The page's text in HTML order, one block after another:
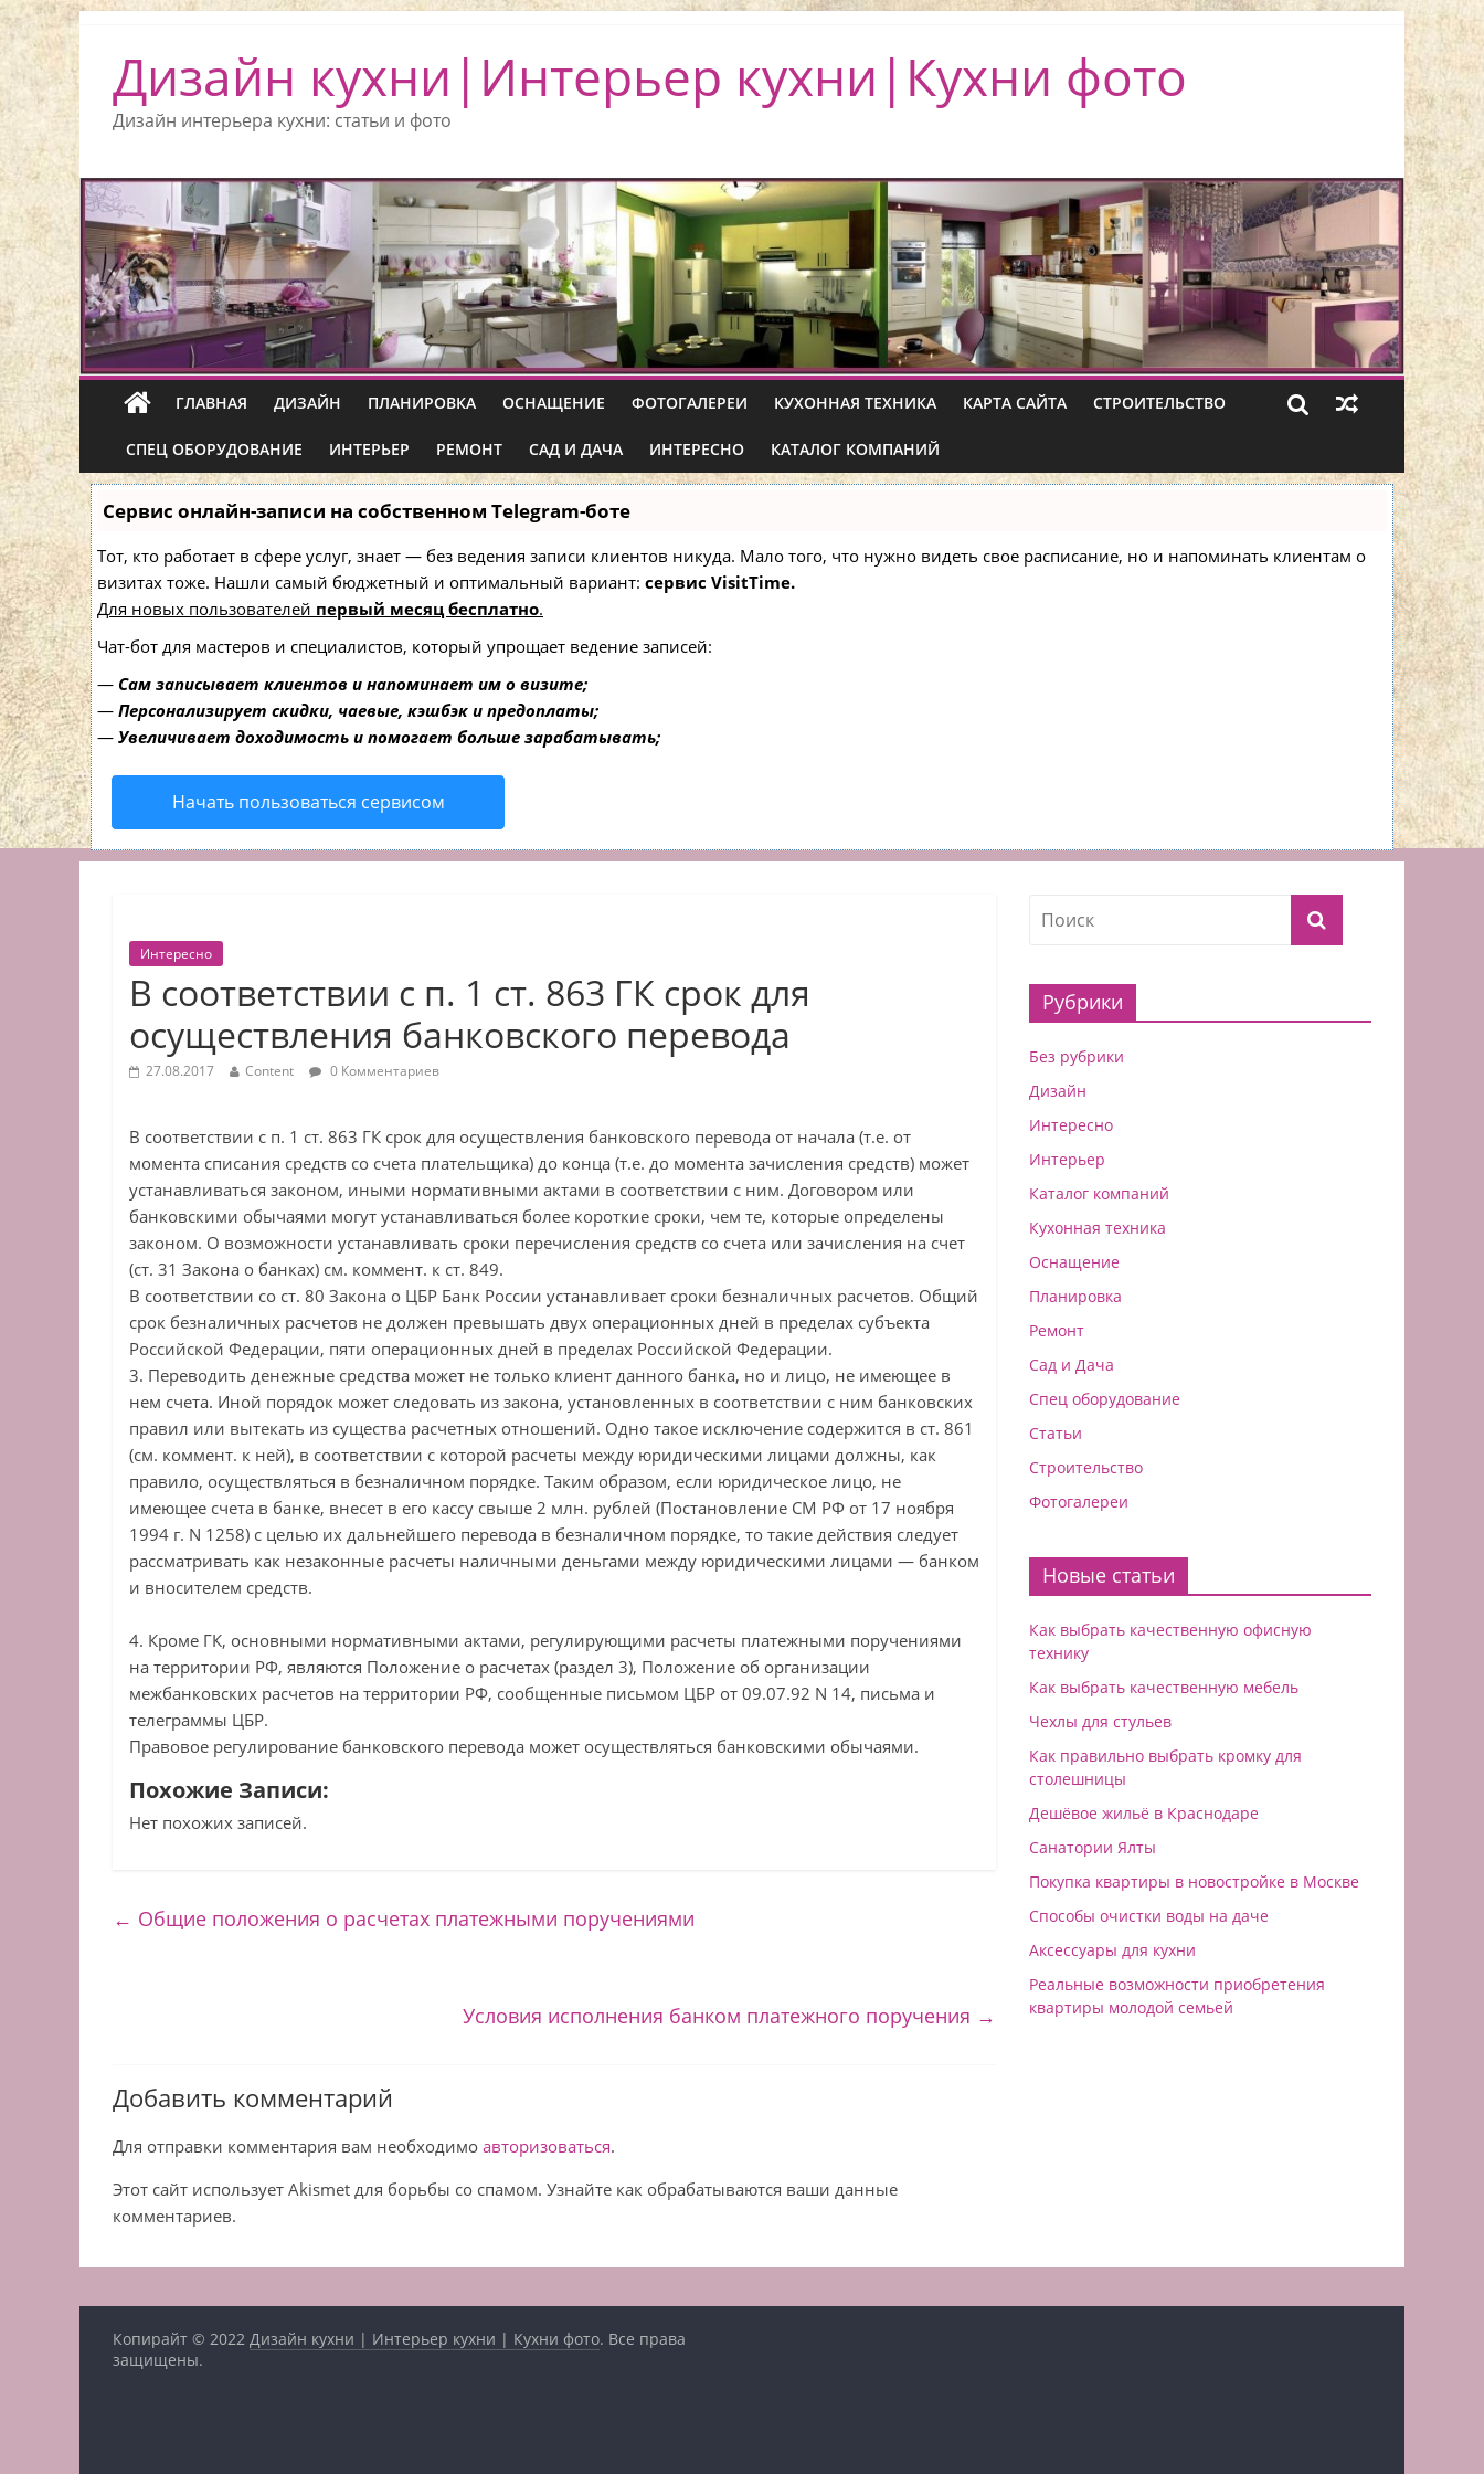
Дизайн кухни|Интерьер кухни|Кухни фото
Дизайн интерьера кухни: статьи и фото
ГЛАВНАЯ ДИЗАЙН ПЛАНИРОВКА ОСНАЩЕНИЕ ФОТОГАЛЕРЕИ КУХОННАЯ ТЕХНИКА КАРТА САЙТА СТРОИТЕЛЬСТВО
СПЕЦ ОБОРУДОВАНИЕ ИНТЕРЬЕР РЕМОНТ САД И ДАЧА ИНТЕРЕСНО КАТАЛОГ КОМПАНИЙ
Сервис онлайн-записи на собственном Telegram-боте
Тот, кто работает в сфере услуг, знает — без ведения записи клиентов никуда. Мало того, что нужно видеть свое расписание, но и напоминать клиентам о
визитах тоже. Нашли самый бюджетный и оптимальный вариант: сервис VisitTime.
Для новых пользователей первый месяц бесплатно.
Чат-бот для мастеров и специалистов, который упрощает ведение записей:
— Сам записывает клиентов и напоминает им о визите;
— Персонализирует скидки, чаевые, кэшбэк и предоплаты;
— Увеличивает доходимость и помогает больше зарабатывать;
Начать пользоваться сервисом
Интересно
В соответствии с п. 1 ст. 863 ГК срок для
осуществления банковского перевода
27.08.2017 Content 0 Комментариев
В соответствии с п. 1 ст. 863 ГК срок для осуществления банковского перевода от начала (т.е. от
момента списания средств со счета плательщика) до конца (т.е. до момента зачисления средств) может
устанавливаться законом, иными нормативными актами в соответствии с ним. Договором или
банковскими обычаями могут устанавливаться более короткие сроки, чем те, которые определены
законом. О возможности устанавливать сроки перечисления средств со счета или зачисления на счет
(ст. 31 Закона о банках) см. коммент. к ст. 849.
В соответствии со ст. 80 Закона о ЦБР Банк России устанавливает сроки безналичных расчетов. Общий
срок безналичных расчетов не должен превышать двух операционных дней в пределах субъекта
Российской Федерации, пяти операционных дней в пределах Российской Федерации.
3. Переводить денежные средства может не только клиент данного банка, но и лицо, не имеющее в
нем счета. Иной порядок может следовать из закона, установленных в соответствии с ним банковских
правил или вытекать из существа расчетных отношений. Одно такое исключение содержится в ст. 861
(см. коммент. к ней), в соответствии с которой расчеты между юридическими лицами должны, как
правило, осуществляться в безналичном порядке. Таким образом, если юридическое лицо, не
имеющее счета в банке, внесет в его кассу свыше 2 млн. рублей (Постановление СМ РФ от 17 ноября
1994 г. N 1258) с целью их дальнейшего перевода в безналичном порядке, то такие действия следует
рассматривать как незаконные расчеты наличными деньгами между юридическими лицами — банком
и вносителем средств.
4. Кроме ГК, основными нормативными актами, регулирующими расчеты платежными поручениями
на территории РФ, являются Положение о расчетах (раздел 3), Положение об организации
межбанковских расчетов на территории РФ, сообщенные письмом ЦБР от 09.07.92 N 14, письма и
телеграммы ЦБР.
Правовое регулирование банковского перевода может осуществляться банковскими обычаями.
Похожие Записи:
Нет похожих записей.
← Общие положения о расчетах платежными поручениями
Условия исполнения банком платежного поручения →
Добавить комментарий
Для отправки комментария вам необходимо авторизоваться.
Этот сайт использует Akismet для борьбы со спамом. Узнайте как обрабатываются ваши данные
комментариев.
Рубрики
Без рубрики
Дизайн
Интересно
Интерьер
Каталог компаний
Кухонная техника
Оснащение
Планировка
Ремонт
Сад и Дача
Спец оборудование
Статьи
Строительство
Фотогалереи
Новые статьи
Как выбрать качественную офисную
технику
Как выбрать качественную мебель
Чехлы для стульев
Как правильно выбрать кромку для
столешницы
Дешёвое жильё в Краснодаре
Санатории Ялты
Покупка квартиры в новостройке в Москве
Способы очистки воды на даче
Аксессуары для кухни
Реальные возможности приобретения
квартиры молодой семьей
Копирайт © 2022 Дизайн кухни | Интерьер кухни | Кухни фото. Все права
защищены.